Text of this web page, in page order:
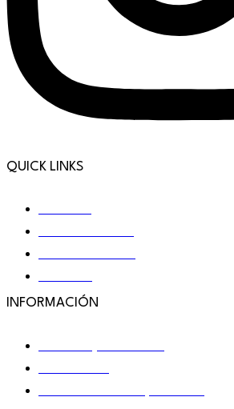
QUICK LINKS
INFORMACIÓN